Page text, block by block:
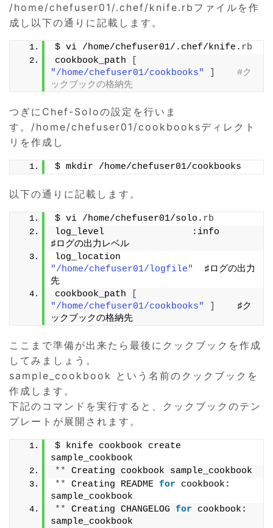
/home/chefuser01/.chef/knife.rbファイルを作
成し以下の通りに記載します。
$ vi /home/chefuser01/.chef/knife. rb
cookbook_path
"/home/chefuser01/cookbooks"
#ク
ックブックの格納先
つぎにChef-Soloの設定を行いま
す。/home/chefuser01/cookbooksディレクト
リを作成し
$ mkdir /home/chefuser01/cookbooks
以下の通りに記載します。
$ vi /home/chefuser01/solo. rb
log_level                :info
♯ログの出力レベル
"/home/chefuser01/logfile"
  ♯ログの出力
先
cookbook_path
"/home/chefuser01/cookbooks"
    ♯ク
ックブックの格納先
ここまで準備が出来たら最後にクックブックを作成
してみましょう。
sample_cookbook という名前のクックブックを
作成します。
下記のコマンドを実行すると、クックブックのテン
プレートが展開されます。
$ knife cookbook create
sample_cookbook
**
Creating cookbook sample_cookbook
**
Creating README for cookbook:
sample_cookbook
**
Creating CHANGELOG for cookbook:
sample_cookbook